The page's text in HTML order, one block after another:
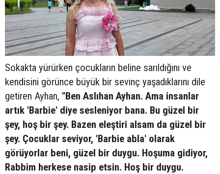
Sokakta yürürken çocukların beline sarıldığını ve
kendisini görünce büyük bir sevinç yaşadıklarını dile
getiren Ayhan, "Ben Aslıhan Ayhan. Ama insanlar
artık 'Barbie' diye sesleniyor bana. Bu güzel bir
şey, hoş bir şey. Bazen eleştiri alsam da güzel bir
şey. Çocuklar seviyor, 'Barbie abla' olarak
görüyorlar beni, güzel bir duygu. Hoşuma gidiyor,
Rabbim herkese nasip etsin. Hoş bir duygu.